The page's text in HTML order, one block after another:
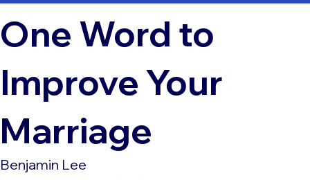
One Word to
Improve Your
Marriage
Benjamin Lee